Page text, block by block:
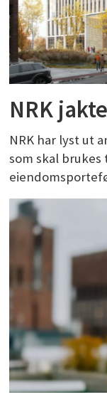
NRK
NRK har lyst ut
som skal